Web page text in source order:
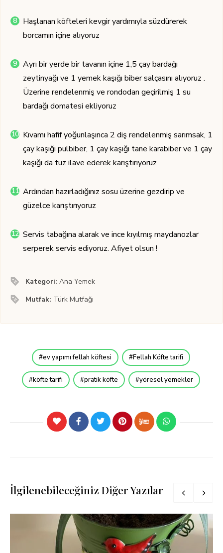
Haşlanan köfteleri kevgir yardımıyla süzdürerek
borcamın içine alıyoruz
Ayrı bir yerde bir tavanın içine 1,5 çay bardağı
zeytinyağı ve 1 yemek kaşığı biber salçasını alıyoruz .
Üzerine rendelenmiş ve rondodan geçirilmiş 1 su
bardağı domatesi ekliyoruz
Kıvamı hafif yoğunlaşınca 2 diş rendelenmiş sarımsak, 1
çay kaşığı pulbiber, 1 çay kaşığı tane karabiber ve 1 çay
kaşığı da tuz ilave ederek karıştırıyoruz
Ardından hazırladığınız sosu üzerine gezdirip ve
güzelce karıştırıyoruz
Servis tabağına alarak ve ince kıyılmış maydanozlar
serperek servis ediyoruz. Afiyet olsun !
Kategori:Ana Yemek
Mutfak: Türk Mutfağı
ev yapımı fellah köftesi Fellah Köfte tarifi
köfte tarifi pratik köfte yöresel yemekler
İlgilenebileceğiniz Diğer Yazılar